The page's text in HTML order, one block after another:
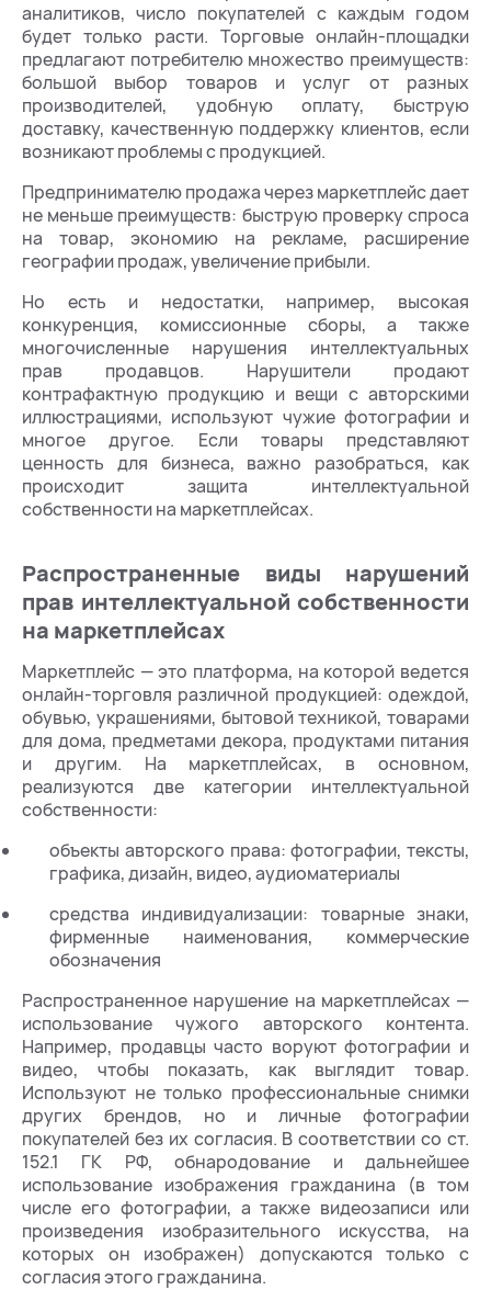
аналитиков, число покупателей с каждым годом
будет только расти. Торговые онлайн-площадки
предлагают потребителю множество преимуществ:
большой выбор товаров и услуг от разных
производителей, удобную оплату, быструю
доставку, качественную поддержку клиентов, если
возникают проблемы с продукцией.
Предпринимателю продажа через маркетплейс дает
не меньше преимуществ: быструю проверку спроса
на товар, экономию на рекламе, расширение
географии продаж, увеличение прибыли.
Но есть и недостатки, например, высокая
конкуренция, комиссионные сборы, а также
многочисленные нарушения интеллектуальных
прав продавцов. Нарушители продают
контрафактную продукцию и вещи с авторскими
иллюстрациями, используют чужие фотографии и
многое другое. Если товары представляют
ценность для бизнеса, важно разобраться, как
происходит защита интеллектуальной
собственности на маркетплейсах.
Распространенные виды нарушений
прав интеллектуальной собственности
на маркетплейсах
Маркетплейс — это платформа, на которой ведется
онлайн-торговля различной продукцией: одеждой,
обувью, украшениями, бытовой техникой, товарами
для дома, предметами декора, продуктами питания
и другим. На маркетплейсах, в основном,
реализуются две категории интеллектуальной
собственности:
объекты авторского права: фотографии, тексты,
графика, дизайн, видео, аудиоматериалы
средства индивидуализации: товарные знаки,
фирменные наименования, коммерческие
обозначения
Распространенное нарушение на маркетплейсах —
использование чужого авторского контента.
Например, продавцы часто воруют фотографии и
видео, чтобы показать, как выглядит товар.
Используют не только профессиональные снимки
других брендов, но и личные фотографии
покупателей без их согласия. В соответствии со ст.
152.1 ГК РФ, обнародование и дальнейшее
использование изображения гражданина (в том
числе его фотографии, а также видеозаписи или
произведения изобразительного искусства, на
которых он изображен) допускаются только с
согласия этого гражданина.